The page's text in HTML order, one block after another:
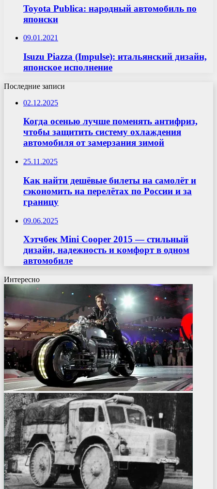
Toyota Publica: народный автомобиль по
японски
09.01.2021
Isuzu Piazza (Impulse): итальянский дизайн,
японское исполнение
Последние записи
02.12.2025
Когда осенью лучше поменять антифриз,
чтобы защитить систему охлаждения
автомобиля от замерзания зимой
25.11.2025
Как найти дешёвые билеты на самолёт и
сэкономить на перелётах по России и за
границу
09.06.2025
Хэтчбек Mini Cooper 2015 — стильный
дизайн, надежность и комфорт в одном
автомобиле
Интересно